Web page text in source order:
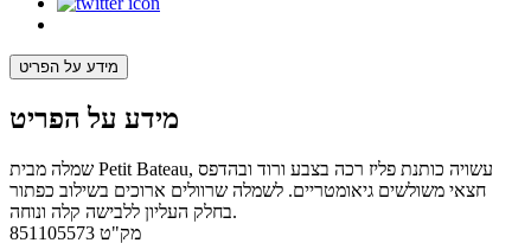
מידע על הפריט
מידע על הפריט
שמלה מבית Petit Bateau, עשויה כותנת פליז רכה בצבע ורוד ובהדפס
חצאי משולשים גיאומטריים. לשמלה שרוולים ארוכים בשילוב כפתור
בחלק העליון ללבישה קלה ונוחה.
מק"ט 851105573